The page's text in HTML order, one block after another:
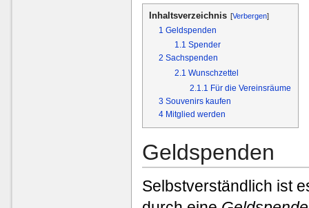
Inhaltsverzeichnis [Verbergen]
1 Geldspenden
1.1 Spender
2 Sachspenden
2.1 Wunschzettel
2.1.1 Für die Vereinsräume
3 Souvenirs kaufen
4 Mitglied werden
Geldspenden
Selbstverständlich ist